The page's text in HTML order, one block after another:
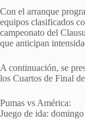
Con el arranque
equipos clasificados
campeonato del
que anticipan
A continuación, se
los Cuartos de Final
Pumas vs América:
Juego de ida: